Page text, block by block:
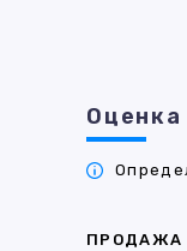
Оценка
ПРОДАЖА